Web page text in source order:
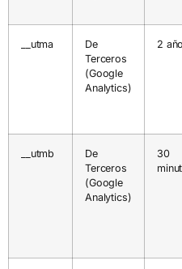
__utma
De
Terceros
(Google
Analytics)
2
__utmb
De
Terceros
(Google
Analytics)
30